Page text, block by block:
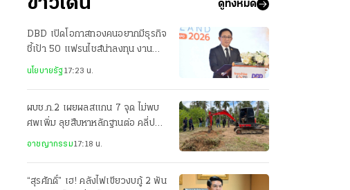
ดูทั้งหมด
DBD เปิดโอกาสทองคนอยากมีธุรกิจ
ชี้เป้า 50 แฟรนไชส์น่าลงทุน งาน
Franchise Expo Thailand
นโยบายรัฐ17:23 น.
ผบช.ภ.2 เผยผลสแกน 7 จุด ไม่พบ
ศพเพิ่ม ลุยสืบหาหลักฐานต่อ คลี่ปม
อาชญากรรม17:18 น.
“สุรศักดิ์” เฮ! คลังไฟเขียวงบกู้ 2 พัน